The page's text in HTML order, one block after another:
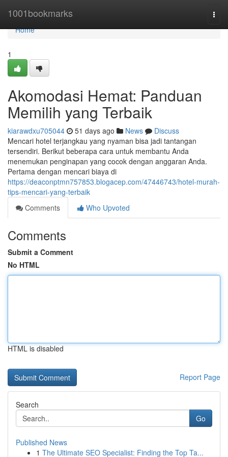
1001bookmarks
Home
Home
1
Akomodasi Hemat: Panduan
Memilih yang Terbaik
kiarawdxu705044 51 days ago News
Discuss
Mencari hotel terjangkau yang nyaman bisa jadi tantangan
tersendiri. Berikut beberapa cara untuk membantu Anda
menemukan penginapan yang cocok dengan anggaran Anda.
Pertama dengan mencari biaya di
https://deaconptmn757853.blogacep.com/47446743/hotel-murah-
tips-mencari-yang-terbaik
Comments
Who Upvoted
Comments
Submit a Comment
No HTML
HTML is disabled
Report Page
Search
Go
Published News
1 The Ultimate SEO Specialist: Finding the Top Ta...